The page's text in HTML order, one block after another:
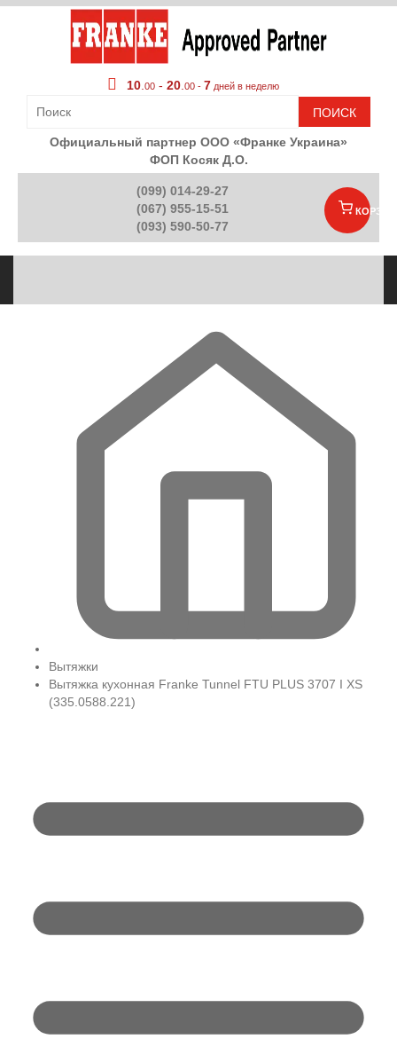
10 00 - 20 00 - 7 дней в неделю
ПОИСК
Официальный партнер ООО «Франке Украина»
ФОП Косяк Д.О.
(099) 014-29-27
(067) 955-15-51
(093) 590-50-77
Вытяжки
Вытяжка кухонная Franke Tunnel FTU PLUS 3707 I XS
(335.0588.221)